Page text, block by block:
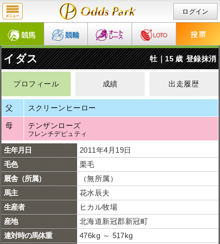
ログイン
イダス 牡｜15 歳 登録抹消
プロフィール 成績 出走履歴
父 スクリーンヒーロー
母 テンザンローズ
フレンチデピュティ
生年月日
2011年4月19日
毛色
栗毛
厩舎（所属）
（無所属）
馬主
花水辰夫
生産者
ヒカル牧場
産地
北海道新冠郡新冠町
連対時の馬体重
476kg ～ 517kg